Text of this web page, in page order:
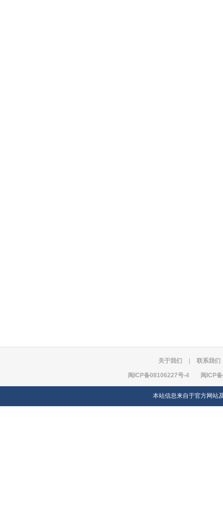
关于我们 联系我们
闽ICP备08106227号-4 闽ICP
本站信息来自于官方网站